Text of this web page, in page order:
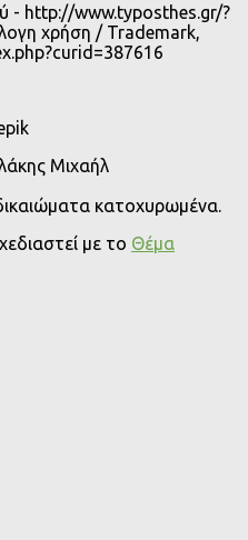
- http://www.typosthes.gr/?
χρήση / Trademark,
Μιχαήλ
κατοχυρωμένα.
με το Θέμα